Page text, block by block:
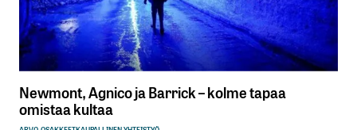
Newmont, Agnico ja Barrick – kolme tapaa
omistaa kultaa